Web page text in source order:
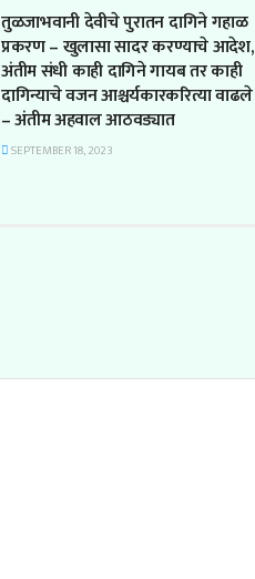
तुळजाभवानी देवीचे पुरातन दागिने गहाळ
प्रकरण – खुलासा सादर करण्याचे आदेश,
अंतीम संधी काही दागिने गायब तर काही
दागिन्याचे वजन आश्चर्यकारकरित्या वाढले
– अंतीम अहवाल आठवड्यात
SEPTEMBER 18, 2023